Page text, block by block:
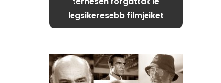
legsikeresebb filmjeiket